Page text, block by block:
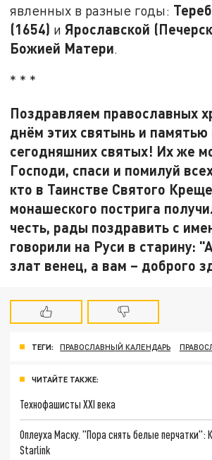
явленных в разные годы:
(1654) и Ярославской
Божией Матери.
* * *
Поздравляем православных
днём этих святынь и памятью
сегодняшних святых! Их же
Господи, спаси и помилуй
кто в Таинстве Святого
монашеского пострига
честь, рады поздравить с
говорили на Руси в старину:
злат венец, а вам – доброго
ТЕГИ: ПРАВОСЛАВНЫЙ КАЛЕНДАРЬ
ЧИТАЙТЕ ТАКЖЕ:
Технофашисты XXI века
Оплеуха Маску. "Пора снять белые перчатки":
Starlink